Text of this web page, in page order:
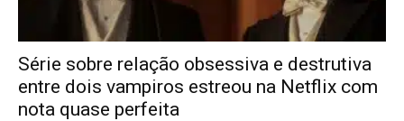
Série sobre relação obsessiva e destrutiva
entre dois vampiros estreou na Netflix com
nota quase perfeita